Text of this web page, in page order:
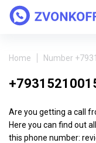
Home Number
Are you getting a call
Here you can find out
this phone number: